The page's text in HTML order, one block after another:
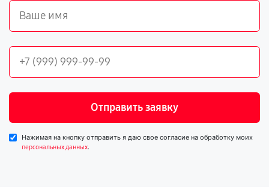
Отправить заявку
Нажимая на кнопку отправить я даю свое согласие на обработку моих
персональных данных.